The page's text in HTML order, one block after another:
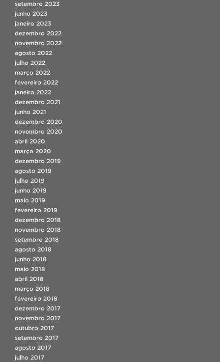
setembro 2023
junho 2023
janeiro 2023
dezembro 2022
novembro 2022
agosto 2022
julho 2022
março 2022
fevereiro 2022
janeiro 2022
dezembro 2021
junho 2021
dezembro 2020
novembro 2020
abril 2020
março 2020
dezembro 2019
agosto 2019
julho 2019
junho 2019
maio 2019
fevereiro 2019
dezembro 2018
novembro 2018
setembro 2018
agosto 2018
junho 2018
maio 2018
abril 2018
março 2018
fevereiro 2018
dezembro 2017
novembro 2017
outubro 2017
setembro 2017
agosto 2017
julho 2017